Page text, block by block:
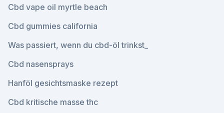
Cbd vape oil myrtle beach
Cbd gummies california
Was passiert, wenn du cbd-öl trinkst_
Cbd nasensprays
Hanföl gesichtsmaske rezept
Cbd kritische masse thc